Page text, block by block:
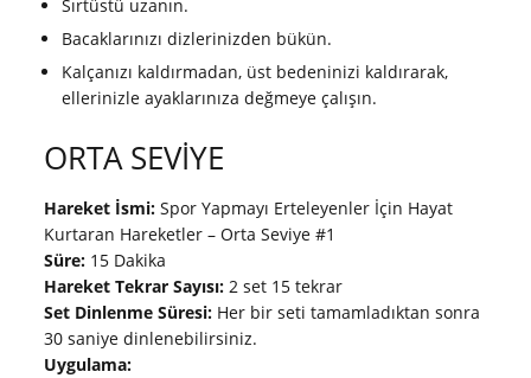
Sırtüstü uzanın.
Bacaklarınızı dizlerinizden bükün.
Kalçanızı kaldırmadan, üst bedeninizi kaldırarak,
ellerinizle ayaklarınıza değmeye çalışın.
ORTA SEVİYE
Hareket İsmi: Spor Yapmayı Erteleyenler İçin Hayat
Kurtaran Hareketler – Orta Seviye #1
Süre: 15 Dakika
Hareket Tekrar Sayısı: 2 set 15 tekrar
Set Dinlenme Süresi: Her bir seti tamamladıktan sonra
30 saniye dinlenebilirsiniz.
Uygulama: